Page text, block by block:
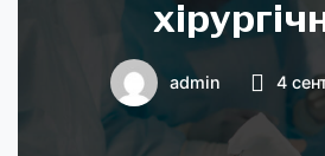
admin 4